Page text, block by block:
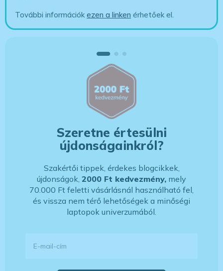
További információkezen a linken érhetőek el.
Szeretne értesülni
újdonságainkról?
Szakértői tippek, érdekes blogcikkek,
újdonságok, 2000 Ft kedvezmény, mely
70.000 Ft feletti vásárlásnál használható fel,
és vissza nem térő lehetőségek a minőségi
laptopok univerzumából.